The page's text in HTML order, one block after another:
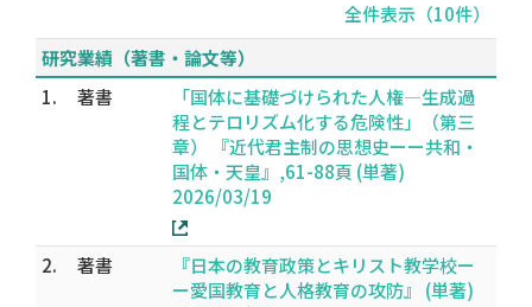
全件表示（10件）
研究業績（著書・論文等）
1.
著書
「国体に基礎づけられた人権―生成過
程とテロリズム化する危険性」（第三
章） 『近代君主制の思想史ーー共和・
国体・天皇』,61-88頁 (単著)
2026/03/19
2. 著書
『日本の教育政策とキリスト教学校ー
ー愛国教育と人格教育の攻防』 (単著)